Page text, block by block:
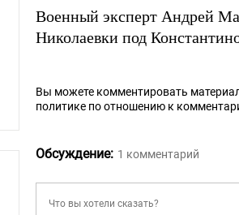
Военный эксперт Андрей
Николаевки под
Вы можете комментировать
политике по отношению к
Обсуждение: 1 комментарий